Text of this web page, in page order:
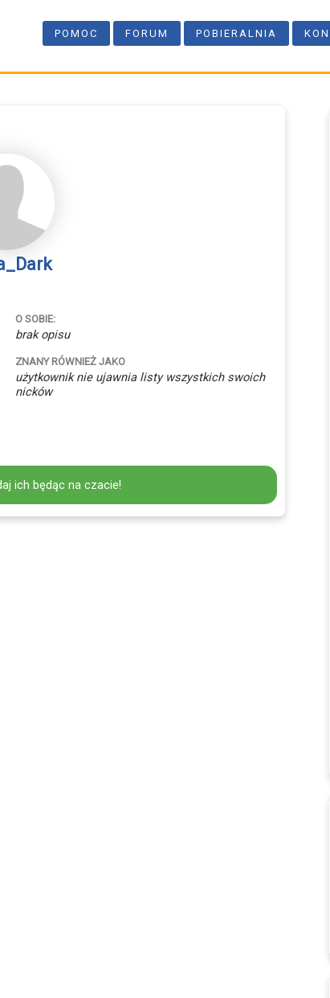
POMOC FORUM POBIERALNIA
O SOBIE:
brak opisu
ZNANY RÓWNIEŻ JAKO
użytkownik nie ujawnia listy wszystkich swoich
nicków
ich będąc na czacie!